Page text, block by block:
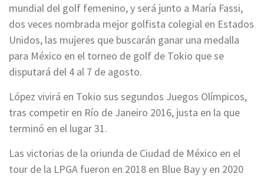
mundial del golf femenino, y será junto a María Fassi,
dos veces nombrada mejor golfista colegial en Estados
Unidos, las mujeres que buscarán ganar una medalla
para México en el torneo de golf de Tokio que se
disputará del 4 al 7 de agosto.
López vivirá en Tokio sus segundos Juegos Olímpicos,
tras competir en Río de Janeiro 2016, justa en la que
terminó en el lugar 31.
Las victorias de la oriunda de Ciudad de México en el
tour de la LPGA fueron en 2018 en Blue Bay y en 2020